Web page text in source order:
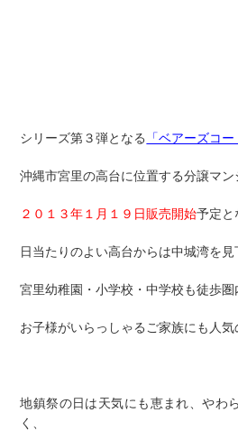
シリーズ第３弾となる 「ベアーズコ
沖縄市宮里の高台に位置する分譲マン
２０１３年１月１９日販売開始予定と
日当たりのよい高台からは中城湾を見
宮里幼稚園・小学校・中学校も徒歩圏
お子様がいらっしゃるご家族にも人気
地鎮祭の日は天気にも恵まれ、やわ
く、